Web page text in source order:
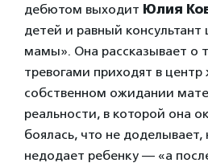
дебютом выходит Юлия
детей и равный
мамы». Она рассказывает о
тревогами приходят в
собственном ожидании
реальности, в которой она
боялась, что не доделывает,
недодает ребенку — «а